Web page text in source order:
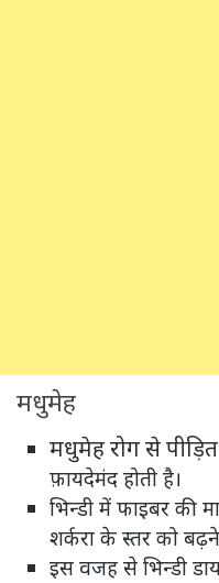
मधुमेह
मधुमेह रोग से
फ़ायदेमंद होती है।
भिन्डी में फाइबर की
शर्करा के स्तर को
इस वजह से भिन्डी